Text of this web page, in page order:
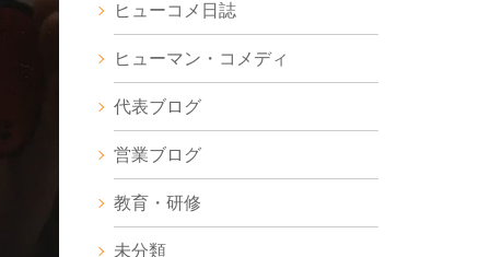
ヒューコメ日誌
ヒューマン・コメディ
代表ブログ
営業ブログ
教育・研修
未分類